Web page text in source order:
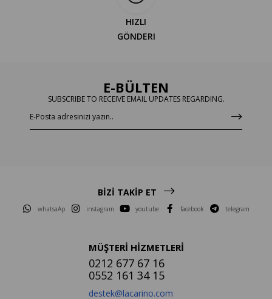
HIZLI
GÖNDERI
E-BÜLTEN
SUBSCRIBE TO RECEIVE EMAIL UPDATES REGARDING.
BİZİ TAKİP ET
whatsaAp instagram youtube facebook telegram
MÜŞTERİ HİZMETLERİ
0212 677 67 16
0552 161 34 15
destek@lacarino.com